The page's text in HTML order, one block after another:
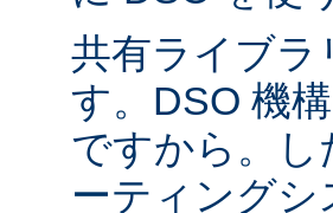
共有ライブラ
す。DSO 機
ですから。
ーティング